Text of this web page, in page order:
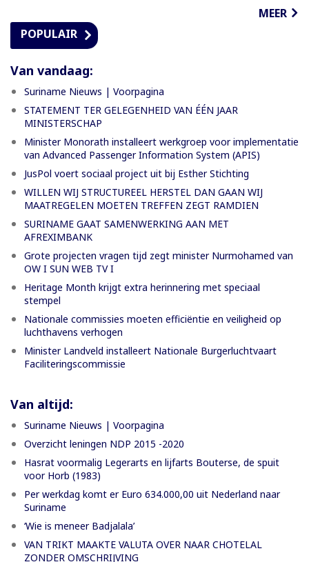
MEER
POPULAIR
Van vandaag:
Suriname Nieuws | Voorpagina
STATEMENT TER GELEGENHEID VAN ÉÉN JAAR
MINISTERSCHAP
Minister Monorath installeert werkgroep voor implementatie
van Advanced Passenger Information System (APIS)
JusPol voert sociaal project uit bij Esther Stichting
WILLEN WIJ STRUCTUREEL HERSTEL DAN GAAN WIJ
MAATREGELEN MOETEN TREFFEN ZEGT RAMDIEN
SURINAME GAAT SAMENWERKING AAN MET
AFREXIMBANK
Grote projecten vragen tijd zegt minister Nurmohamed van
OW I SUN WEB TV I
Heritage Month krijgt extra herinnering met speciaal
stempel
Nationale commissies moeten efficiëntie en veiligheid op
luchthavens verhogen
Minister Landveld installeert Nationale Burgerluchtvaart
Faciliteringscommissie
Van altijd:
Suriname Nieuws | Voorpagina
Overzicht leningen NDP 2015 -2020
Hasrat voormalig Legerarts en lijfarts Bouterse, de spuit
voor Horb (1983)
Per werkdag komt er Euro 634.000,00 uit Nederland naar
Suriname
‘Wie is meneer Badjalala’
VAN TRIKT MAAKTE VALUTA OVER NAAR CHOTELAL
ZONDER OMSCHRIJVING